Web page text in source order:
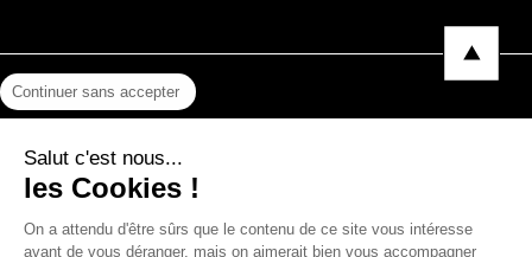
Protection des données
Photos, Vidéos & Catalogues
Continuer sans accepter
Salut c'est nous...
les Cookies !
On a attendu d'être sûrs que le contenu de ce site vous intéresse
avant de vous déranger, mais on aimerait bien vous accompagner